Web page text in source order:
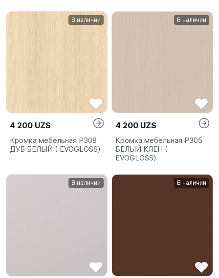
В наличии
4 200 UZS
Кромка мебельная P308
ДУБ БЕЛЫЙ ( EVOGLOSS)
В наличии
4 200 UZS
Кромка мебельная P305
БЕЛЫЙ КЛЕН (
EVOGLOSS)
В наличии В наличии